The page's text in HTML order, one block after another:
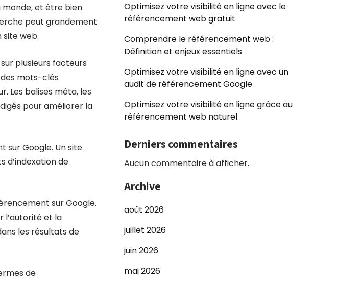
et être bien
peut grandement
web.
plusieurs facteurs
mots-clés
Les balises méta, les
pour améliorer la
sur Google. Un site
d’indexation de
sur Google.
l’autorité et la
les résultats de
de
Optimisez votre visibilité en ligne avec le
référencement web gratuit
Comprendre le référencement web :
Définition et enjeux essentiels
Optimisez votre visibilité en ligne avec un
audit de référencement Google
Optimisez votre visibilité en ligne grâce au
référencement web naturel
Derniers commentaires
Aucun commentaire à afficher.
Archive
août 2026
juillet 2026
juin 2026
mai 2026